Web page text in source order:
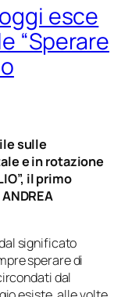
esce
“Sperare
sulle
e in rotazione
il primo
significato
sperare di
dal